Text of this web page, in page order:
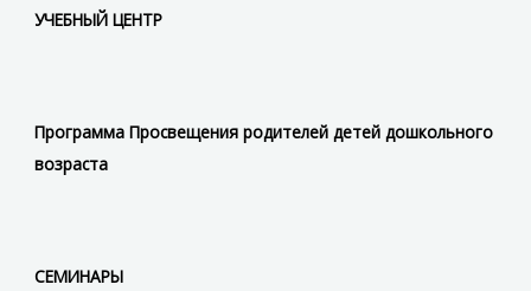
УЧЕБНЫЙ ЦЕНТР
Программа Просвещения родителей детей дошкольного
возраста
СЕМИНАРЫ